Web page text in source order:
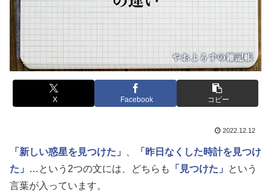
X Facebook コピー
2022.12.12
「新しい惑星を見つけた」
「昨日なくした時計を見つけ
た」
…という2つの文には、どちらも 「見つけた」
という
言葉が入っています。